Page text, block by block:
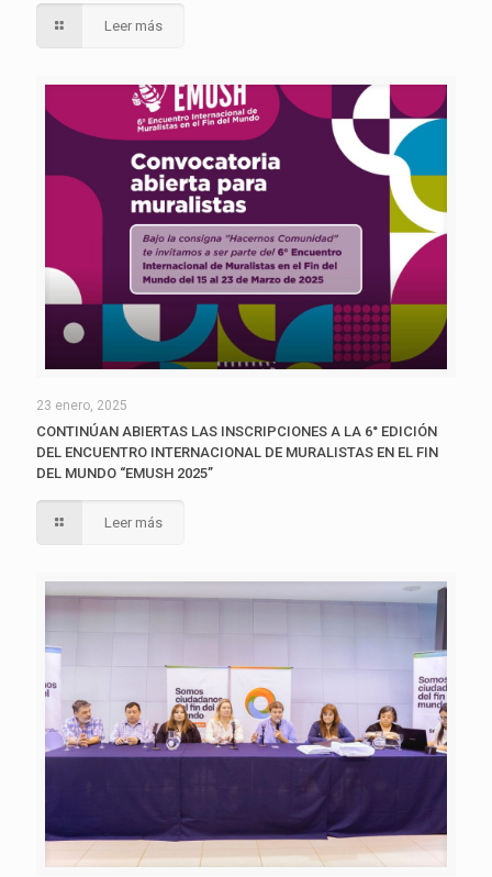
Leer más
23 enero, 2025
CONTINÚAN ABIERTAS LAS INSCRIPCIONES A LA 6° EDICIÓN
DEL ENCUENTRO INTERNACIONAL DE MURALISTAS EN EL FIN
DEL MUNDO “EMUSH 2025”
Leer más